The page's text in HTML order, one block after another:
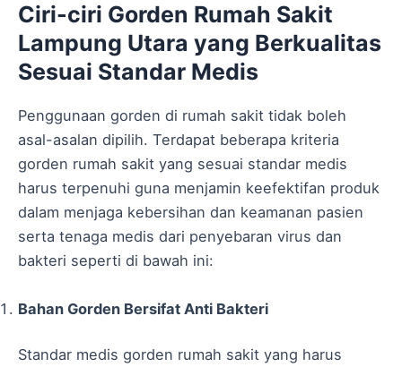
Ciri-ciri Gorden Rumah Sakit
Lampung Utara yang Berkualitas
Sesuai Standar Medis
Penggunaan gorden di rumah sakit tidak boleh
asal-asalan dipilih. Terdapat beberapa kriteria
gorden rumah sakit yang sesuai standar medis
harus terpenuhi guna menjamin keefektifan produk
dalam menjaga kebersihan dan keamanan pasien
serta tenaga medis dari penyebaran virus dan
bakteri seperti di bawah ini:
Bahan Gorden Bersifat Anti Bakteri
Standar medis gorden rumah sakit yang harus